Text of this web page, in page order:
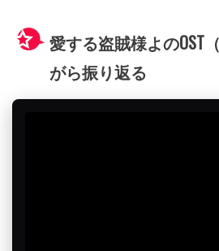
愛する盗賊様よのOST
がら振り返る